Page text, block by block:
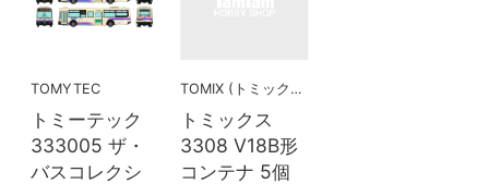
TOMYTEC
トミーテック
333005 ザ・
バスコレクシ
TOMIX (トミックス)
トミックス
3308 V18B形
コンテナ 5個